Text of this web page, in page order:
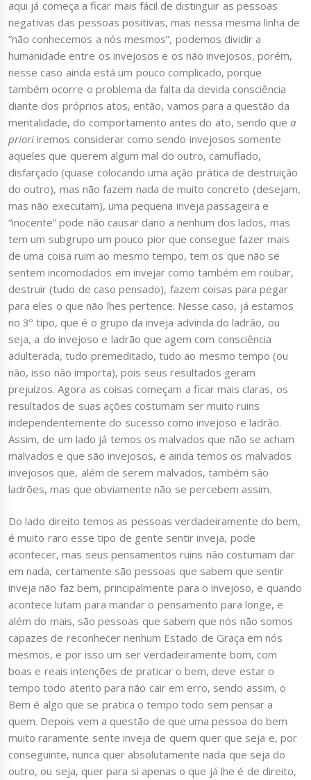
aqui já começa a ficar mais fácil de distinguir as pessoas
negativas das pessoas positivas, mas nessa mesma linha de
“não conhecemos a nós mesmos”, podemos dividir a
humanidade entre os invejosos e os não invejosos, porém,
nesse caso ainda está um pouco complicado, porque
também ocorre o problema da falta da devida consciência
diante dos próprios atos, então, vamos para a questão da
mentalidade, do comportamento antes do ato, sendo quea
priori iremos considerar como sendo invejosos somente
aqueles que querem algum mal do outro, camuflado,
disfarçado (quase colocando uma ação prática de destruição
do outro), mas não fazem nada de muito concreto (desejam,
mas não executam), uma pequena inveja passageira e
“inocente” pode não causar dano a nenhum dos lados, mas
tem um subgrupo um pouco pior que consegue fazer mais
de uma coisa ruim ao mesmo tempo, tem os que não se
sentem incomodados em invejar como também em roubar,
destruir (tudo de caso pensado), fazem coisas para pegar
para eles o que não lhes pertence. Nesse caso, já estamos
no 3º tipo, que é o grupo da inveja advinda do ladrão, ou
seja, a do invejoso e ladrão que agem com consciência
adulterada, tudo premeditado, tudo ao mesmo tempo (ou
não, isso não importa), pois seus resultados geram
prejuízos. Agora as coisas começam a ficar mais claras, os
resultados de suas ações costumam ser muito ruins
independentemente do sucesso como invejoso e ladrão.
Assim, de um lado já temos os malvados que não se acham
malvados e que são invejosos, e ainda temos os malvados
invejosos que, além de serem malvados, também são
ladrões, mas que obviamente não se percebem assim.
Do lado direito temos as pessoas verdadeiramente do bem,
é muito raro esse tipo de gente sentir inveja, pode
acontecer, mas seus pensamentos ruins não costumam dar
em nada, certamente são pessoas que sabem que sentir
inveja não faz bem, principalmente para o invejoso, e quando
acontece lutam para mandar o pensamento para longe, e
além do mais, são pessoas que sabem que nós não somos
capazes de reconhecer nenhum Estado de Graça em nós
mesmos, e por isso um ser verdadeiramente bom, com
boas e reais intenções de praticar o bem, deve estar o
tempo todo atento para não cair em erro, sendo assim, o
Bem é algo que se pratica o tempo todo sem pensar a
quem. Depois vem a questão de que uma pessoa do bem
muito raramente sente inveja de quem quer que seja e, por
conseguinte, nunca quer absolutamente nada que seja do
outro, ou seja, quer para si apenas o que já lhe é de direito,